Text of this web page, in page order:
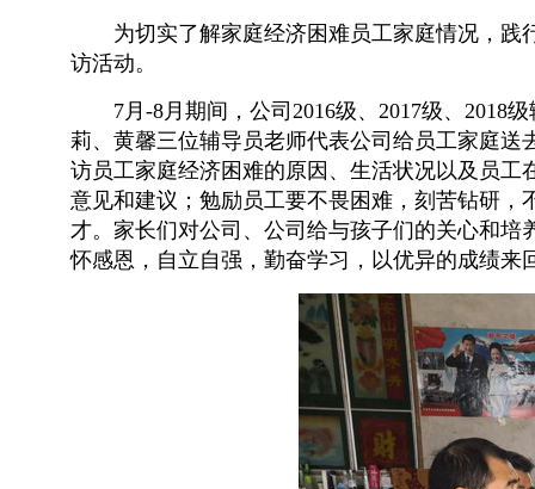
为切实了解家庭经济困难员工家庭情况，
访活动。
7月-8月期间，公司2016级、2017级、2018
莉、黄馨三位辅导员老师代表公司给员工家庭
访员工家庭经济困难的原因、生活状况以及员
意见和建议；勉励员工要不畏困难，刻苦钻研
才。家长们对公司、公司给与孩子们的关心和
怀感恩，自立自强，勤奋学习，以优异的成绩来